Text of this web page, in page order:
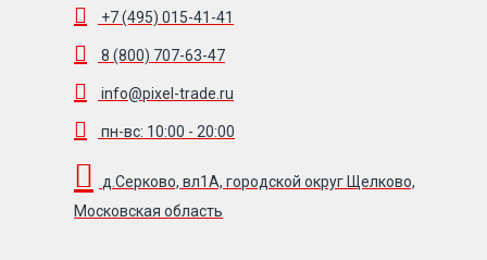
+7 (495) 015-41-41
8 (800) 707-63-47
info@pixel-trade.ru
пн-вс: 10:00 - 20:00
д.Серково, вл1А, городской округ Щелково,
Московская область